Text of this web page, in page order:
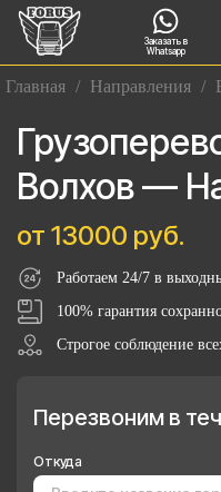
Заказать в
Whatsapp
Главная / Направления /
Волхов —
от 13000 руб.
Работаем 24/7 в
100% гарантия
Строгое соблюдение
Перезвоним в
Откуда